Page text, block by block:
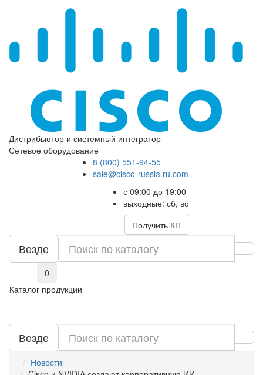
Дистрибьютор и системный интегратор
Сетевое оборудование
8 (800) 551-94-55
sale@cisco-russia.ru.com
с 09:00 до 19:00
выходные: сб, вс
Получить КП
Везде
0
Каталог продукции
Везде
Новости